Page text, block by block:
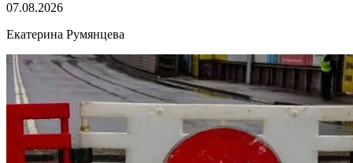
07.08.2026
Екатерина Румянцева